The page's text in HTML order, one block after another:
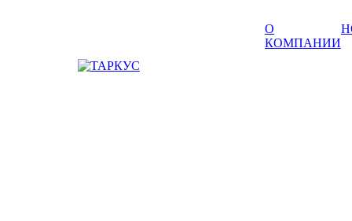
О
КОМПАНИИ